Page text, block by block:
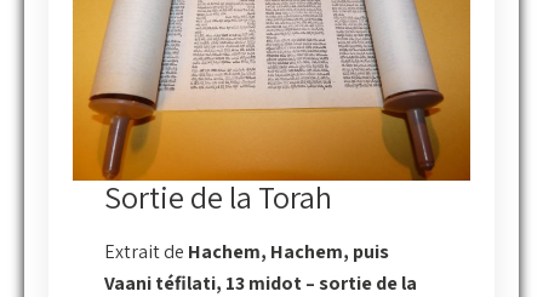
Sortie de la Torah
Extrait de Hachem, Hachem, puis
Vaani téfilati, 13 midot – sortie de la